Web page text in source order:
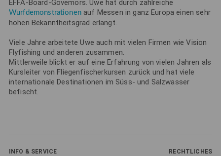
EFFA-Board-Govemors. Uwe hat durch zahlreiche
Wurfdemonstrationenauf Messen in ganz Europa einen sehr
hohen Bekanntheitsgrad erlangt.
Viele Jahre arbeitete Uwe auch mit vielen Firmen wie Vision
Flyfishing und anderen zusammen.
Mittlerweile blickt er auf eine Erfahrung von vielen Jahren als
Kursleiter von Fliegenfischerkursen zurück und hat viele
internationale Destinationen im Süss- und Salzwasser
befischt.
INFO & SERVICE RECHTLICHES